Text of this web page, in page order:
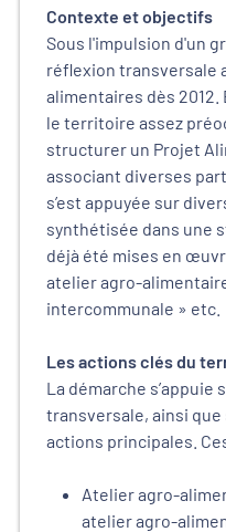
Contexte et objectifs
Sous l'impulsion d'un
réflexion transversale
alimentaires dès
le territoire assez
structurer un Projet
associant diverses
s’est appuyée sur
synthétisée dans une
déjà été mises en
atelier agro-
intercommunale » etc.
Les actions clés du
La démarche
transversale, ainsi
actions principales.
Atelier agro-
atelier agro-